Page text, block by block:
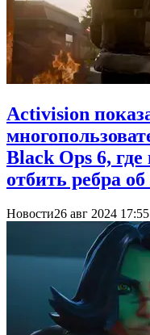
Activision
Black Ops 6,
отбить ребра
Новости26 авг 2024 17:55